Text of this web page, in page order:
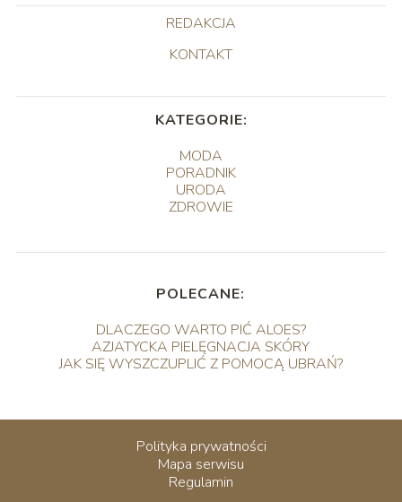
REDAKCJA
KONTAKT
KATEGORIE:
MODA
PORADNIK
URODA
ZDROWIE
POLECANE:
DLACZEGO WARTO PIĆ ALOES?
AZJATYCKA PIELĘGNACJA SKÓRY
JAK SIĘ WYSZCZUPLIĆ Z POMOCĄ UBRAŃ?
Polityka prywatności
Mapa serwisu
Regulamin